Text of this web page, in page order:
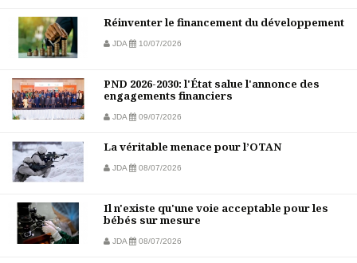
Réinventer le financement du développement
JDA 10/07/2026
PND 2026-2030: l'État salue l'annonce des
engagements financiers
JDA 09/07/2026
La véritable menace pour l’OTAN
JDA 08/07/2026
Il n'existe qu'une voie acceptable pour les
bébés sur mesure
JDA 08/07/2026